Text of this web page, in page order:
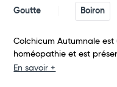
Total
Goutte Boiron
Colchicum Autumnale
homéopathie et est
En savoir +